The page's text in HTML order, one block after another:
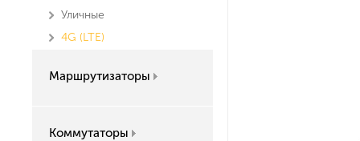
Уличные
4G (LTE)
Маршрутизаторы
Коммутаторы